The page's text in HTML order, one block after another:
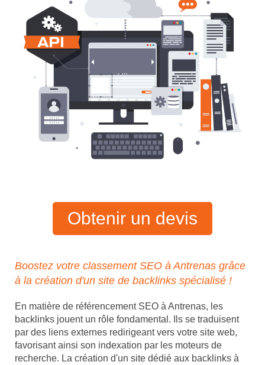
Obtenir un devis
Boostez votre classement SEO à Antrenas grâce
à la création d'un site de backlinks spécialisé !
En matière de référencement SEO à Antrenas, les
backlinks jouent un rôle fondamental. Ils se traduisent
par des liens externes redirigeant vers votre site web,
favorisant ainsi son indexation par les moteurs de
recherche. La création d'un site dédié aux backlinks à